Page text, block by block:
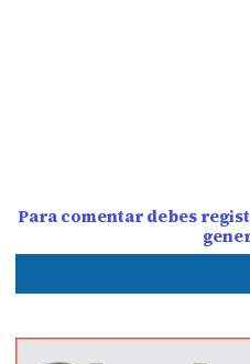
Para comentar debes